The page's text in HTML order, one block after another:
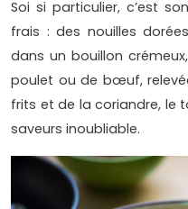
Soi si particulier, c’est
frais : des nouilles
dans un bouillon
poulet ou de bœuf,
frits et de la coriandre, le
saveurs inoubliable.